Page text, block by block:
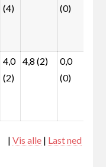
(4)
(0)
4,0
(2)
4,8 (2)
0,0
(0)
|Vis alle | Last ned